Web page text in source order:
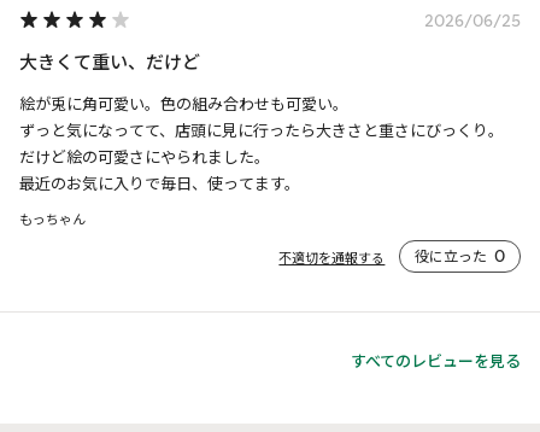
2026/06/25
大きくて重い、だけど
絵が兎に角可愛い。色の組み合わせも可愛い。
ずっと気になってて、店頭に見に行ったら大きさと重さにびっくり。
だけど絵の可愛さにやられました。
最近のお気に入りで毎日、使ってます。
もっちゃん
不適切を通報する 役に立った 0
すべてのレビューを見る